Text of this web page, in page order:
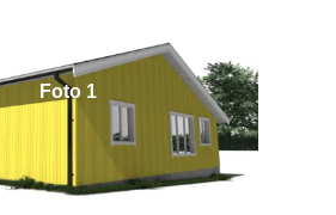
Foto 1